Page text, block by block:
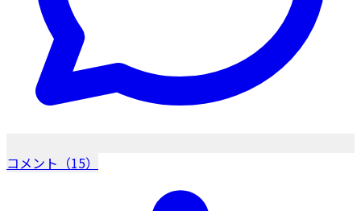
コメント（15）